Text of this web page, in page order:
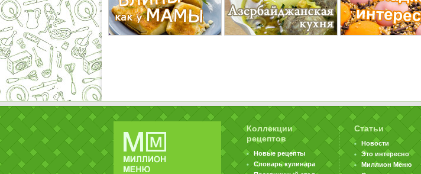
Коллекции
рецептов
Новые рецепты
Словарь кулинара
Статьи
Новости
Это интересно
Миллион Меню